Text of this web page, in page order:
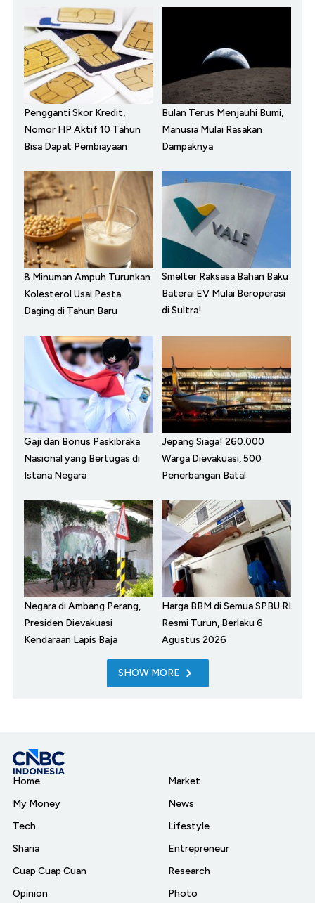
Pengganti Skor Kredit,
Nomor HP Aktif 10 Tahun
Bisa Dapat Pembiayaan
Bulan Terus Menjauhi Bumi,
Manusia Mulai Rasakan
Dampaknya
8 Minuman Ampuh Turunkan
Kolesterol Usai Pesta
Daging di Tahun Baru
Smelter Raksasa Bahan Baku
Baterai EV Mulai Beroperasi
di Sultra!
Gaji dan Bonus Paskibraka
Nasional yang Bertugas di
Istana Negara
Jepang Siaga! 260.000
Warga Dievakuasi, 500
Penerbangan Batal
Negara di Ambang Perang,
Presiden Dievakuasi
Kendaraan Lapis Baja
Harga BBM di Semua SPBU RI
Resmi Turun, Berlaku 6
Agustus 2026
SHOW MORE
Home
My Money
Tech
Sharia
Cuap Cuap Cuan
Opinion
Market
News
Lifestyle
Entrepreneur
Research
Photo